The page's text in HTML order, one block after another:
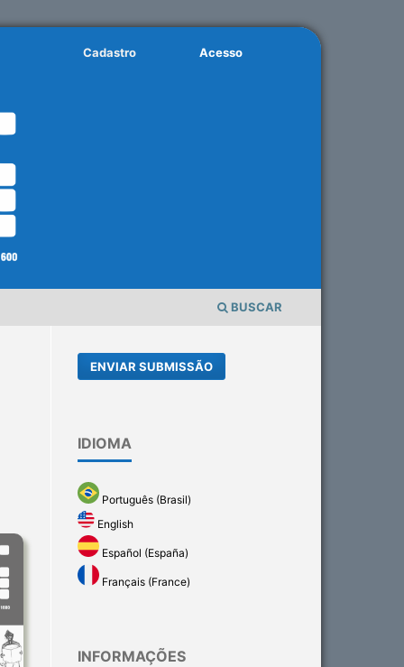
BUSCAR
Cadastro Acesso
ENVIAR SUBMISSÃO
IDIOMA
Português (Brasil)
English
Español (España)
Français (France)
INFORMAÇÕES